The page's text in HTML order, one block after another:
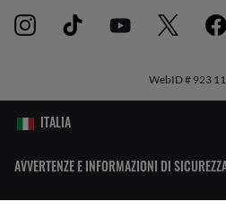
WebID # 923
AVVERTENZE E INFORMAZIONI DI